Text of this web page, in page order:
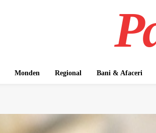
Monden Regional Bani & Afaceri